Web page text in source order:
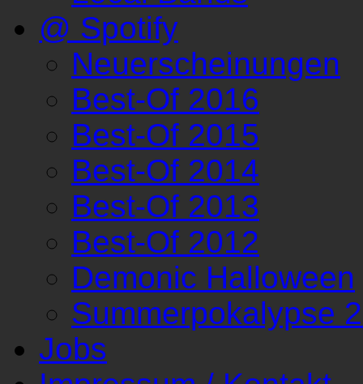
@ Spotify
Neuerscheinungen
Best-Of 2016
Best-Of 2015
Best-Of 2014
Best-Of 2013
Best-Of 2012
Demonic Halloween
Summerpokalypse
Jobs